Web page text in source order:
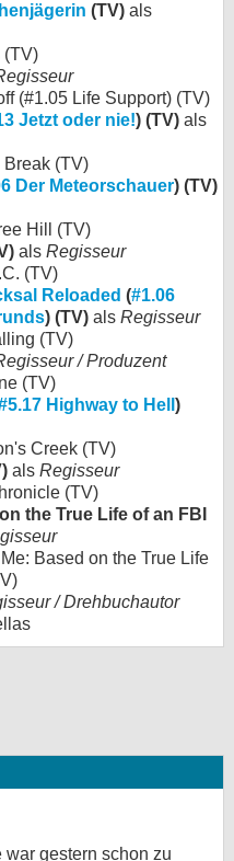
(TV) als
(TV)
(#1.05 Life Support) (TV)
Jetzt oder nie!) (TV) als
(TV)
Der Meteorschauer) (TV)
Hill (TV)
als Regisseur
(TV)
Reloaded (#1.06
) (TV) als Regisseur
(TV)
/ Produzent
(TV)
Highway to Hell )
Creek (TV)
als Regisseur
(TV)
the True Life of an FBI
Based on the True Life
/ Drehbuchautor
gestern schon zu